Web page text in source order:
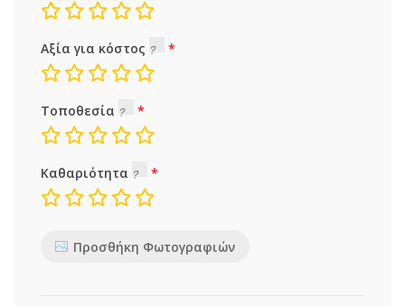
Αξία για κόστος
Τοποθεσία
Καθαριότητα
Προσθήκη Φωτογραφιών